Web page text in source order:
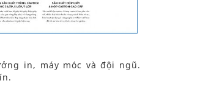
in, máy móc và đội ngũ.